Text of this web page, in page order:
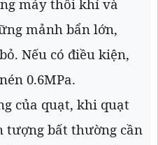
máy thổi khí và
mảnh bẩn lớn,
Nếu có điều kiện,
0.6MPa.
của quạt, khi quạt
tượng bất thường cần